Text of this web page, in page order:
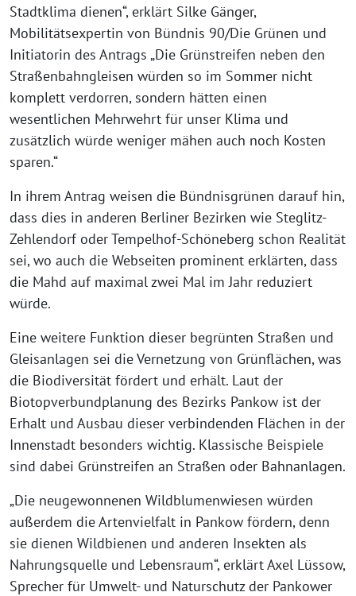
Stadtklima dienen“, erklärt Silke Gänger,
Mobilitätsexpertin von Bündnis 90/Die Grünen und
Initiatorin des Antrags „Die Grünstreifen neben den
Straßenbahngleisen würden so im Sommer nicht
komplett verdorren, sondern hätten einen
wesentlichen Mehrwehrt für unser Klima und
zusätzlich würde weniger mähen auch noch Kosten
sparen.“
In ihrem Antrag weisen die Bündnisgrünen darauf hin,
dass dies in anderen Berliner Bezirken wie Steglitz-
Zehlendorf oder Tempelhof-Schöneberg schon Realität
sei, wo auch die Webseiten prominent erklärten, dass
die Mahd auf maximal zwei Mal im Jahr reduziert
würde.
Eine weitere Funktion dieser begrünten Straßen und
Gleisanlagen sei die Vernetzung von Grünflächen, was
die Biodiversität fördert und erhält. Laut der
Biotopverbundplanung des Bezirks Pankow ist der
Erhalt und Ausbau dieser verbindenden Flächen in der
Innenstadt besonders wichtig. Klassische Beispiele
sind dabei Grünstreifen an Straßen oder Bahnanlagen.
„Die neugewonnenen Wildblumenwiesen würden
außerdem die Artenvielfalt in Pankow fördern, denn
sie dienen Wildbienen und anderen Insekten als
Nahrungsquelle und Lebensraum“, erklärt Axel Lüssow,
Sprecher für Umwelt- und Naturschutz der Pankower